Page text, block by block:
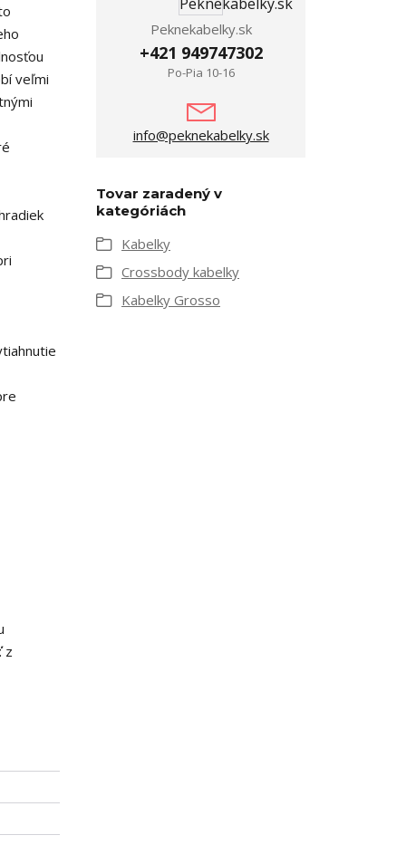
veľmi
z
Peknekabelky.sk
+421 949747302
Po-Pia 10-16
info@peknekabelky.sk
Tovar zaradený v
kategóriách
Kabelky
Crossbody kabelky
Kabelky Grosso